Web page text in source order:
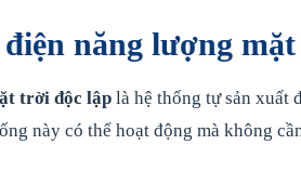
năng lượng
trời độc lập là hệ thống tự sản xuất
này có thể hoạt động mà không